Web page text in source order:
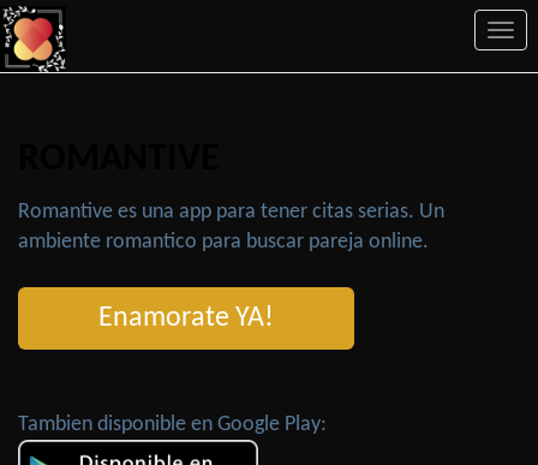
Romantive es una app para tener citas serias. Un
ambiente romantico para buscar pareja online.
Enamorate YA!
Tambien disponible en Google Play: